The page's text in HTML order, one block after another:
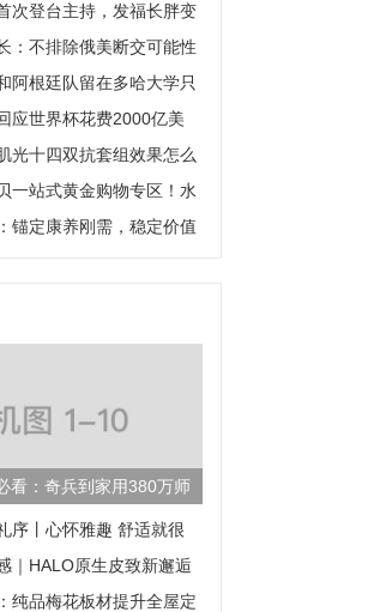
次登台主持，发福长胖变
：不排除俄美断交可能性
阿根廷队留在多哈大学只
应世界杯花费2000亿美
光十四双抗套组效果怎么
一站式黄金购物专区！水
锚定康养刚需，稳定价值
看：奇兵到家用380万师
序丨心怀雅趣 舒适就很
｜HALO原生皮致新邂逅
纯品梅花板材提升全屋定